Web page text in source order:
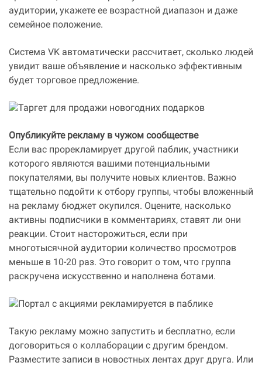
аудитории, укажете ее возрастной диапазон и даже
семейное положение.
Система VK автоматически рассчитает, сколько людей
увидит ваше объявление и насколько эффективным
будет торговое предложение.
Опубликуйте рекламу в чужом сообществе
Если вас прорекламирует другой паблик, участники
которого являются вашими потенциальными
покупателями, вы получите новых клиентов. Важно
тщательно подойти к отбору группы, чтобы вложенный
на рекламу бюджет окупился. Оцените, насколько
активны подписчики в комментариях, ставят ли они
реакции. Стоит насторожиться, если при
многотысячной аудитории количество просмотров
меньше в 10-20 раз. Это говорит о том, что группа
раскручена искусственно и наполнена ботами.
Такую рекламу можно запустить и бесплатно, если
договориться о коллаборации с другим брендом.
Разместите записи в новостных лентах друг друга. Или